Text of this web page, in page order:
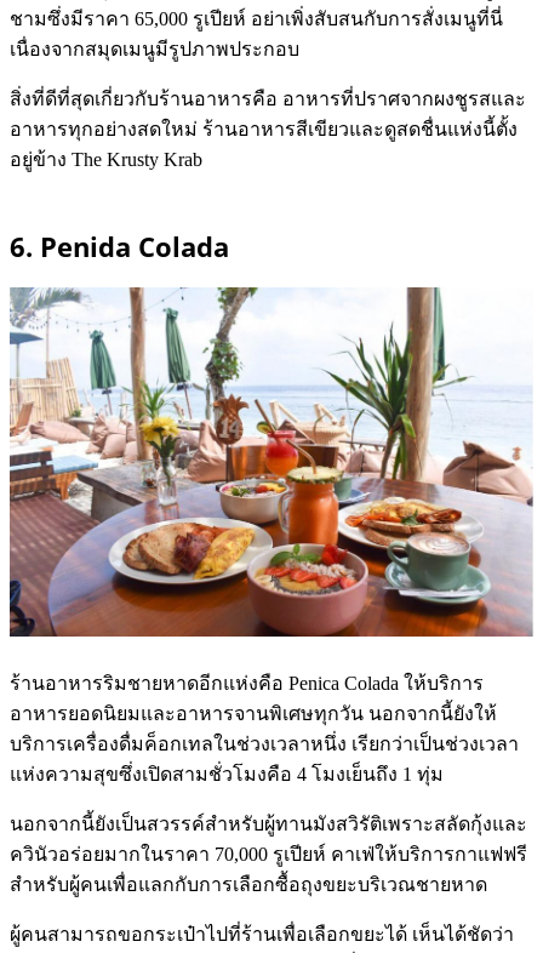
ชามซึ่งมีราคา 65,000 รูเปียห์ อย่าเพิ่งสับสนกับการสั่งเมนูที่นี่
เนื่องจากสมุดเมนูมีรูปภาพประกอบ
สิ่งที่ดีที่สุดเกี่ยวกับร้านอาหารคือ อาหารที่ปราศจากผงชูรสและ
อาหารทุกอย่างสดใหม่ ร้านอาหารสีเขียวและดูสดชื่นแห่งนี้ตั้ง
อยู่ข้าง The Krusty Krab
6. Penida Colada
ร้านอาหารริมชายหาดอีกแห่งคือ Penica Colada ให้บริการ
อาหารยอดนิยมและอาหารจานพิเศษทุกวัน นอกจากนี้ยังให้
บริการเครื่องดื่มค็อกเทลในช่วงเวลาหนึ่ง เรียกว่าเป็นช่วงเวลา
แห่งความสุขซึ่งเปิดสามชั่วโมงคือ 4 โมงเย็นถึง 1 ทุ่ม
นอกจากนี้ยังเป็นสวรรค์สำหรับผู้ทานมังสวิรัติเพราะสลัดกุ้งและ
ควินัวอร่อยมากในราคา 70,000 รูเปียห์ คาเฟ่ให้บริการกาแฟฟรี
สำหรับผู้คนเพื่อแลกกับการเลือกซื้อถุงขยะบริเวณชายหาด
ผู้คนสามารถขอกระเป๋าไปที่ร้านเพื่อเลือกขยะได้ เห็นได้ชัดว่า